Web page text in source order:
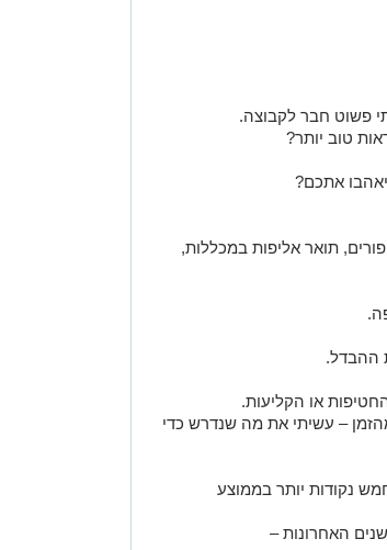
פשוט חבר לקבוצה.
טוב יותר?
אתכם?
תואר אליפות במכללות,
ההבדל.
או הקליעות.
במשחקים, כשלא היה לי את הכדור – 98% מהזמן – עשיתי את מה שנדרש כדי
נקודות יותר בממוצע